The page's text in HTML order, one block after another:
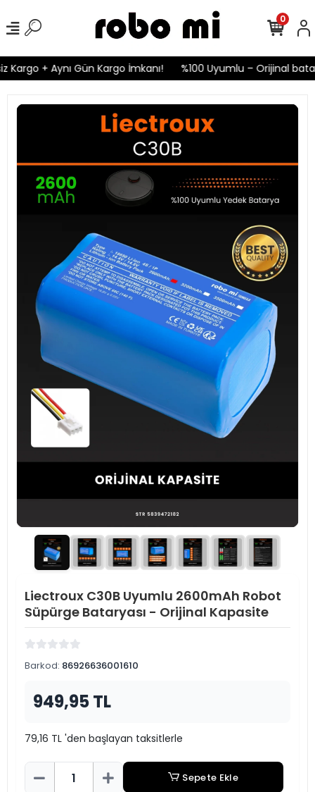
+ Aynı Gün Kargo İmkanı! %100 Uyumlu – Orijinal
0
Liectroux C30B Uyumlu 2600mAh Robot
Süpürge Bataryası - Orijinal Kapasite
Barkod: 86926636001610
949,95 TL
79,16 TL 'den başlayan taksitlerle
Sepete Ekle